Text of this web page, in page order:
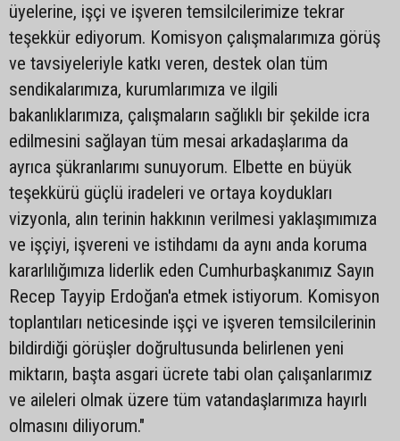
üyelerine, işçi ve işveren temsilcilerimize tekrar
teşekkür ediyorum. Komisyon çalışmalarımıza görüş
ve tavsiyeleriyle katkı veren, destek olan tüm
sendikalarımıza, kurumlarımıza ve ilgili
bakanlıklarımıza, çalışmaların sağlıklı bir şekilde icra
edilmesini sağlayan tüm mesai arkadaşlarıma da
ayrıca şükranlarımı sunuyorum. Elbette en büyük
teşekkürü güçlü iradeleri ve ortaya koydukları
vizyonla, alın terinin hakkının verilmesi yaklaşımımıza
ve işçiyi, işvereni ve istihdamı da aynı anda koruma
kararlılığımıza liderlik eden Cumhurbaşkanımız Sayın
Recep Tayyip Erdoğan'a etmek istiyorum. Komisyon
toplantıları neticesinde işçi ve işveren temsilcilerinin
bildirdiği görüşler doğrultusunda belirlenen yeni
miktarın, başta asgari ücrete tabi olan çalışanlarımız
ve aileleri olmak üzere tüm vatandaşlarımıza hayırlı
olmasını diliyorum."